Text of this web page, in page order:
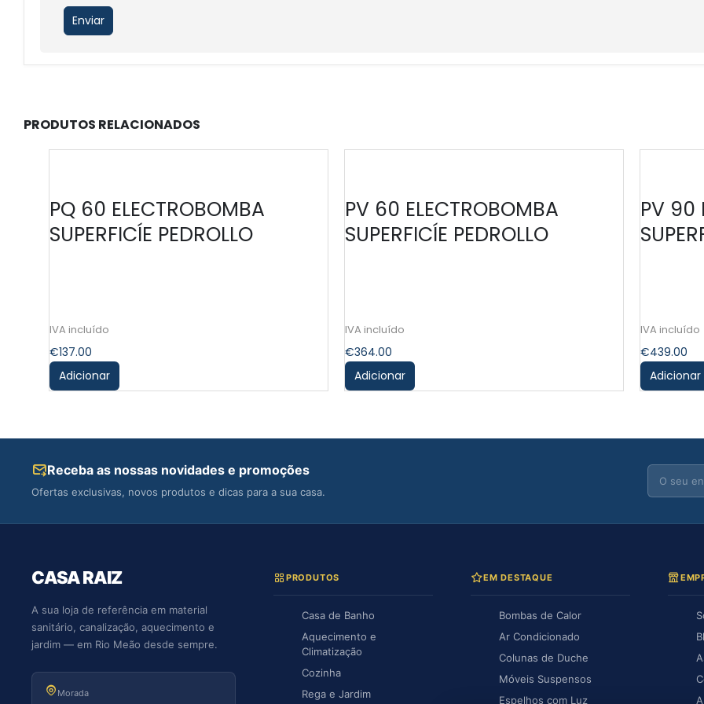
PRODUTOS RELACIONADOS
PQ 60 ELECTROBOMBA
SUPERFICÍE PEDROLLO
€137.00
Adicionar
PV 60 ELECTROBOMBA
SUPERFICÍE PEDROLLO
€364.00
Adicionar
PV 90
€439.00
Adicionar
Receba as nossas novidades e promoções
Ofertas exclusivas, novos produtos e dicas para a sua casa.
CASA RAIZ
A sua loja de referência em material
sanitário, canalização, aquecimento e
jardim — em Rio Meão desde sempre.
Morada
PRODUTOS
Casa de Banho
Aquecimento e
Climatização
Cozinha
Rega e Jardim
EM DESTAQUE
Bombas de Calor
Ar Condicionado
Colunas de Duche
Móveis Suspensos
Espelhos com Luz